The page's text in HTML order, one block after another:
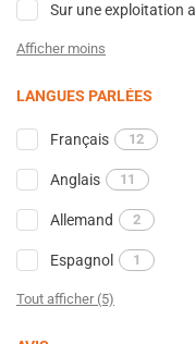
Sur une exploitation
Afficher moins
LANGUES PARLÉES
Français 12
Anglais 11
Allemand 2
Espagnol 1
Tout afficher (5)